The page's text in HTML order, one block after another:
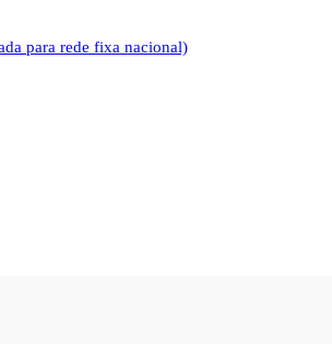
para rede fixa nacional)